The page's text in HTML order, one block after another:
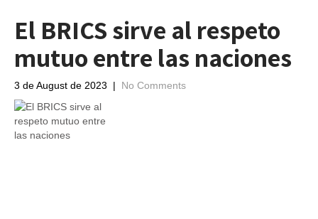
El BRICS sirve al respeto
mutuo entre las naciones
3 de August de 2023 | No Comments